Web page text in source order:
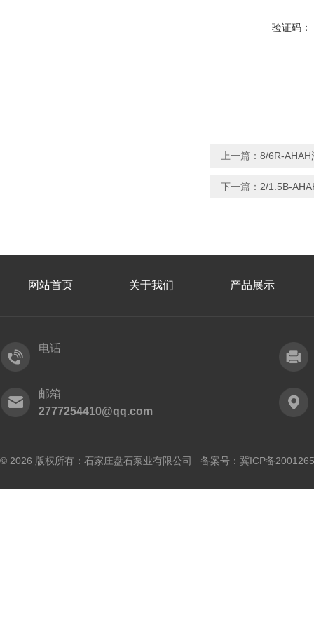
验证码：
上一篇： 8/6R-
下一篇： 2/1.5B-
网站首页 关于我们 产品展示
电话
邮箱
2777254410@qq.com
© 2026 版权所有：石家庄盘石泵业有限公司 备案号： 冀ICP备